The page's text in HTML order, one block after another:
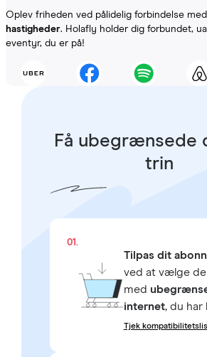
Oplev friheden ved pålidelig forbindelse med
hastigheder. Holafly holder dig forbundet,
eventyr, du er på!
Få ubegrænsede
trin
01.
Tilpas dit
ved at vælge
med
internet, du har
Tjek